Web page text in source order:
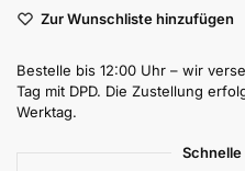
Zur Wunschliste hinzufügen
Bestelle bis 12:00 Uhr – wir
Tag mit DPD. Die Zustellung
Werktag.